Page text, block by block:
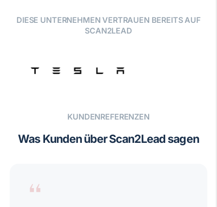
DIESE UNTERNEHMEN VERTRAUEN BEREITS AUF
SCAN2LEAD
KUNDENREFERENZEN
Was Kunden über Scan2Lead sagen